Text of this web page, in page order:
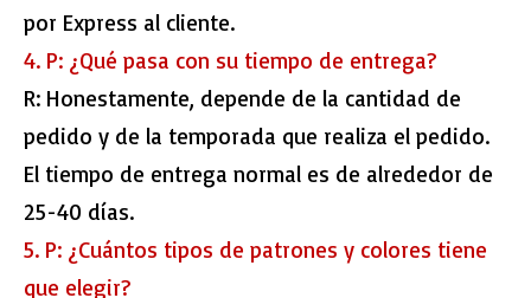
por Express al cliente.
4. P: ¿Qué pasa con su tiempo de entrega?
R: Honestamente, depende de la cantidad de
pedido y de la temporada que realiza el pedido.
El tiempo de entrega normal es de alrededor de
25-40 días.
5. P: ¿Cuántos tipos de patrones y colores tiene
que elegir?